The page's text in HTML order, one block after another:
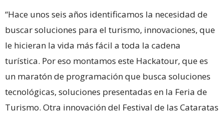
“Hace unos seis años identificamos la necesidad de
buscar soluciones para el turismo, innovaciones, que
le hicieran la vida más fácil a toda la cadena
turística. Por eso montamos este Hackatour, que es
un maratón de programación que busca soluciones
tecnológicas, soluciones presentadas en la Feria de
Turismo. Otra innovación del Festival de las Cataratas